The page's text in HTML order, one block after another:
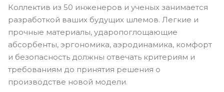
Коллектив из 50 инженеров и ученых занимается
разработкой ваших будущих шлемов. Легкие и
прочные материалы, ударопоглощающие
абсорбенты, эргономика, аэродинамика, комфорт
и безопасность должны отвечать критериям и
требованиям до принятия решения о
производстве новой модели.